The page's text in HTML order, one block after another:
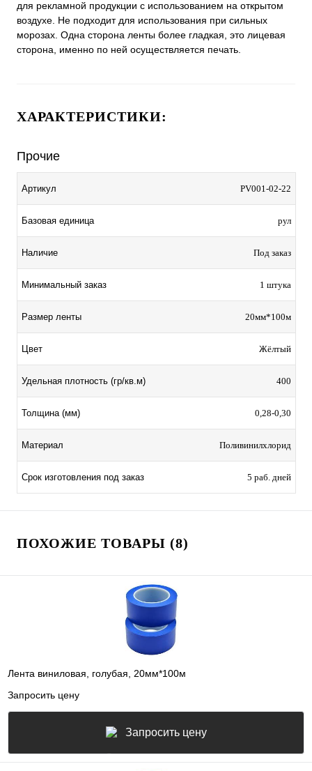
для рекламной продукции с использованием на открытом
воздухе. Не подходит для использования при сильных
морозах. Одна сторона ленты более гладкая, это лицевая
сторона, именно по ней осуществляется печать.
ХАРАКТЕРИСТИКИ:
Прочие
Артикул PV001-02-22
Базовая единица рул
Наличие Под заказ
Минимальный заказ 1 штука
Размер ленты 20мм*100м
Цвет Жёлтый
Удельная плотность (гр/кв.м) 400
Толщина (мм) 0,28-0,30
Материал Поливинилхлорид
Срок изготовления под заказ 5 раб. дней
ПОХОЖИЕ ТОВАРЫ (8)
Лента виниловая, голубая, 20мм*100м
Запросить цену
Запросить цену